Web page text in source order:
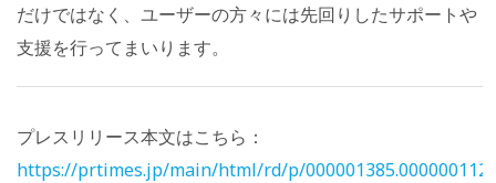
だけではなく、ユーザーの方々には先回りしたサポートや
支援を行ってまいります。
プレスリリース本文はこちら：
https://prtimes.jp/main/html/rd/p/